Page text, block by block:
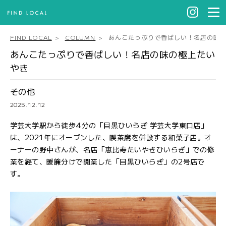
FIND LOCAL COLUMN あんこたっぷりで香ばしい！名店の味
あんこたっぷりで香ばしい！名店の味の極上たい
やき
その他
2025.12.12
学芸大学駅から徒歩4分の「目黒ひいらぎ 学芸大学東口店」
は、2021年にオープンした、喫茶席を併設する和菓子店。オ
ーナーの野中さんが、名店「恵比寿たいやきひいらぎ」での修
業を経て、暖簾分けで開業した「目黒ひいらぎ」の2号店で
す。